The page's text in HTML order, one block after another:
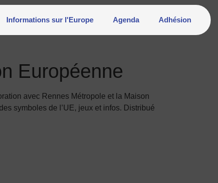
Informations sur l'Europe Agenda Adhésion
Européenne
avec Rennes Métropole et la Maison
symboles de l’UE, jeux et infos. Distribué